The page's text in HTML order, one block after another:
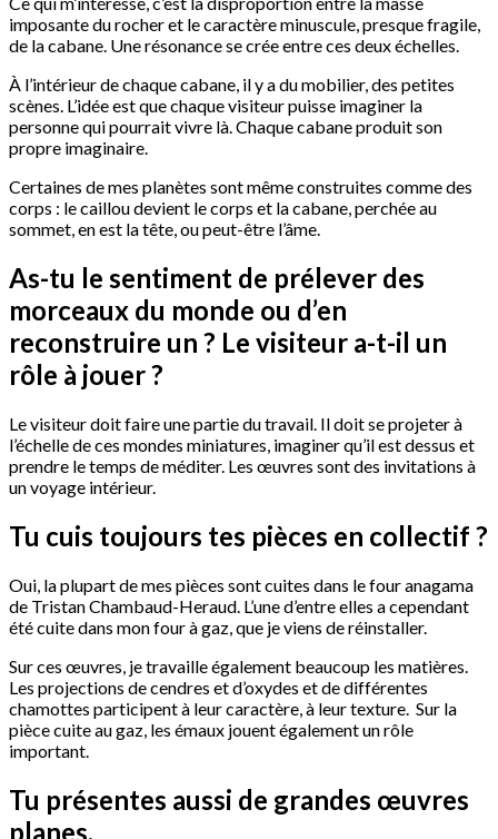
imposante du rocher et le caractère minuscule, presque fragile,
de la cabane. Une résonance se crée entre ces deux échelles.
À l’intérieur de chaque cabane, il y a du mobilier, des petites
scènes. L’idée est que chaque visiteur puisse imaginer la
personne qui pourrait vivre là. Chaque cabane produit son
propre imaginaire.
Certaines de mes planètes sont même construites comme des
corps : le caillou devient le corps et la cabane, perchée au
sommet, en est la tête, ou peut-être l’âme.
As-tu le sentiment de prélever des
morceaux du monde ou d’en
reconstruire un ? Le visiteur a-t-il un
rôle à jouer ?
Le visiteur doit faire une partie du travail. Il doit se projeter à
l’échelle de ces mondes miniatures, imaginer qu’il est dessus et
prendre le temps de méditer. Les œuvres sont des invitations à
un voyage intérieur.
Tu cuis toujours tes pièces en collectif ?
Oui, la plupart de mes pièces sont cuites dans le four anagama
de Tristan Chambaud-Heraud. L’une d’entre elles a cependant
été cuite dans mon four à gaz, que je viens de réinstaller.
Sur ces œuvres, je travaille également beaucoup les matières.
Les projections de cendres et d’oxydes et de différentes
chamottes participent à leur caractère, à leur texture. Sur la
pièce cuite au gaz, les émaux jouent également un rôle
important.
Tu présentes aussi de grandes œuvres
planes.